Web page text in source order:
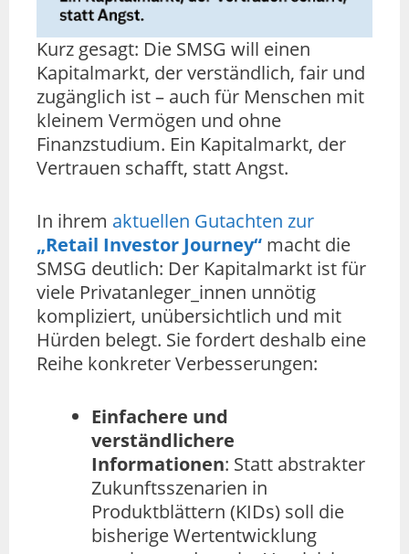
Kurz gesagt: Die SMSG will einen
Kapitalmarkt, der verständlich, fair und
zugänglich ist – auch für Menschen mit
kleinem Vermögen und ohne
Finanzstudium. Ein Kapitalmarkt, der
Vertrauen schafft, statt Angst.
In ihrem aktuellen Gutachten zur
„Retail Investor Journey“ macht die
SMSG deutlich: Der Kapitalmarkt ist für
viele Privatanleger_innen unnötig
kompliziert, unübersichtlich und mit
Hürden belegt. Sie fordert deshalb eine
Reihe konkreter Verbesserungen:
Einfachere und
verständlichere
Informationen: Statt abstrakter
Zukunftsszenarien in
Produktblättern (KIDs) soll die
bisherige Wertentwicklung